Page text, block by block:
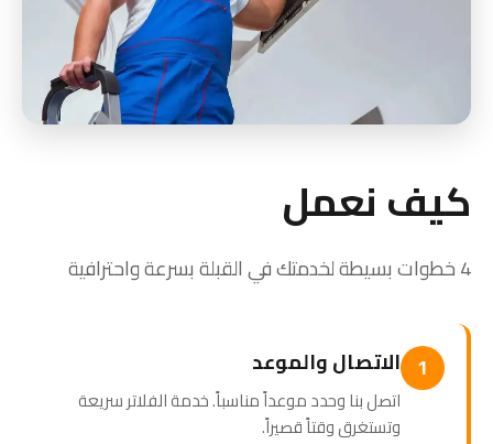
كيف نعمل
4 خطوات بسيطة لخدمتك في القبلة بسرعة واحترافية
1 الاتصال والموعد
اتصل بنا وحدد موعداً مناسباً. خدمة الفلاتر سريعة
وتستغرق وقتاً قصيراً.